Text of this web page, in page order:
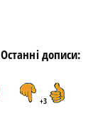
Останні дописи:
+3